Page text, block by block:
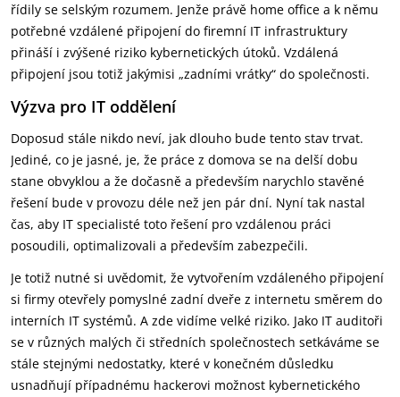
řídily se selským rozumem. Jenže právě home office a k němu
potřebné vzdálené připojení do firemní IT infrastruktury
přináší i zvýšené riziko kybernetických útoků. Vzdálená
připojení jsou totiž jakýmisi „zadními vrátky“ do společnosti.
Výzva pro IT oddělení
Doposud stále nikdo neví, jak dlouho bude tento stav trvat.
Jediné, co je jasné, je, že práce z domova se na delší dobu
stane obvyklou a že dočasně a především narychlo stavěné
řešení bude v provozu déle než jen pár dní. Nyní tak nastal
čas, aby IT specialisté toto řešení pro vzdálenou práci
posoudili, optimalizovali a především zabezpečili.
Je totiž nutné si uvědomit, že vytvořením vzdáleného připojení
si firmy otevřely pomyslné zadní dveře z internetu směrem do
interních IT systémů. A zde vidíme velké riziko. Jako IT auditoři
se v různých malých či středních společnostech setkáváme se
stále stejnými nedostatky, které v konečném důsledku
usnadňují případnému hackerovi možnost kybernetického